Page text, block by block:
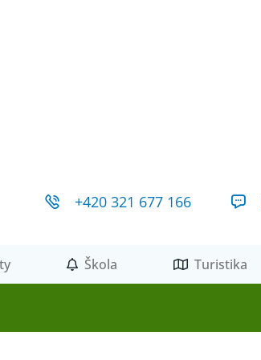
+420 321 677 166
Škola Turistika